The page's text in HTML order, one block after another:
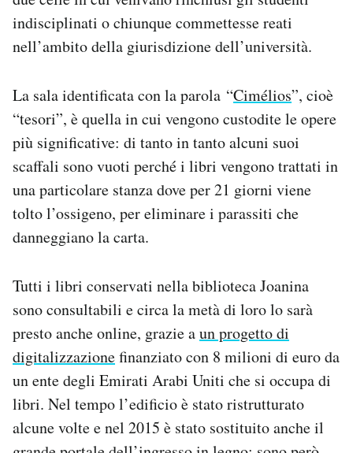
indisciplinati o chiunque commettesse reati
nell’ambito della giurisdizione dell’università.
La sala identificata con la parola “Cimélios”, cioè
“tesori”, è quella in cui vengono custodite le opere
più significative: di tanto in tanto alcuni suoi
scaffali sono vuoti perché i libri vengono trattati in
una particolare stanza dove per 21 giorni viene
tolto l’ossigeno, per eliminare i parassiti che
danneggiano la carta.
Tutti i libri conservati nella biblioteca Joanina
sono consultabili e circa la metà di loro lo sarà
presto anche online, grazie aun progetto di
digitalizzazionefinanziato con 8 milioni di euro da
un ente degli Emirati Arabi Uniti che si occupa di
libri. Nel tempo l’edificio è stato ristrutturato
alcune volte e nel 2015 è stato sostituito anche il